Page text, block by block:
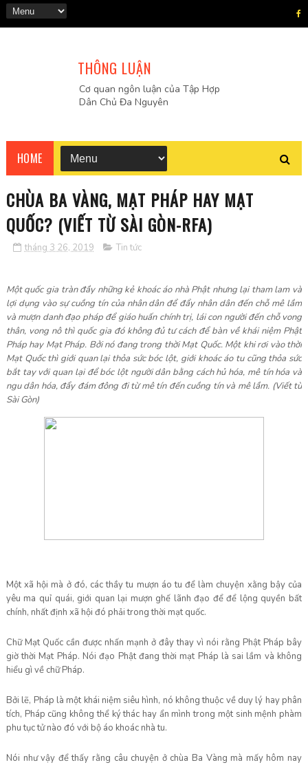
THÔNG LUẬN
Cơ quan ngôn luận của Tập Hợp
Dân Chủ Đa Nguyên
HOME
CHÙA BA VÀNG, MẠT PHÁP HAY MẠT
QUỐC? (VIẾT TỪ SÀI GÒN-RFA)
tháng 3 26, 2019 Tin tức
Một quốc gia tràn đầy những kẻ khoác áo nhà Phật nhưng lại tham lam và
lợi dụng vào sự cuồng tín của nhân dân để đẩy nhân dân đến chỗ mê lầm
và mượn danh đạo pháp để giáo huấn chính trị, lái con người đến chỗ vong
thân, vong nô thì quốc gia đó không đủ tư cách để bàn về khái niệm Phật
Pháp hay Mạt Pháp. Bởi nó đang trong thời Mạt Quốc. Một khi rơi vào thời
Mạt Quốc thì giới quan lại thỏa sức bóc lột, giới khoác áo tu cũng thỏa sức
bắt tay với quan lại để bóc lột người dân bằng cách hủ hóa, mê tín hóa và
ngu dân hóa, đẩy đám đông đi từ mê tín đến cuồng tín và mê lầm. (Viết từ
Sài Gòn)
Một xã hội mà ở đó, các thầy tu mượn áo tu để làm chuyện xằng bậy của
yêu ma quỉ quái, giới quan lại mượn ghế lãnh đạo để để lộng quyền bất
chính, nhất định xã hội đó phải trong thời mạt quốc.
Chữ Mạt Quốc cần được nhấn mạnh ở đây thay vì nói rằng Phật Pháp bây
giờ thời Mạt Pháp. Nói đạo Phật đang thời mạt Pháp là sai lầm và không
hiểu gì về chữ Pháp.
Bởi lẽ, Pháp là một khái niệm siêu hình, nó không thuộc về duy lý hay phân
tích, Pháp cũng không thể ký thác hay ẩn mình trong một sinh mệnh phàm
phu tục tử nào đó với bộ áo khoác nhà tu.
Nói như vậy để thấy rằng câu chuyện ở chùa Ba Vàng mà mấy hôm nay